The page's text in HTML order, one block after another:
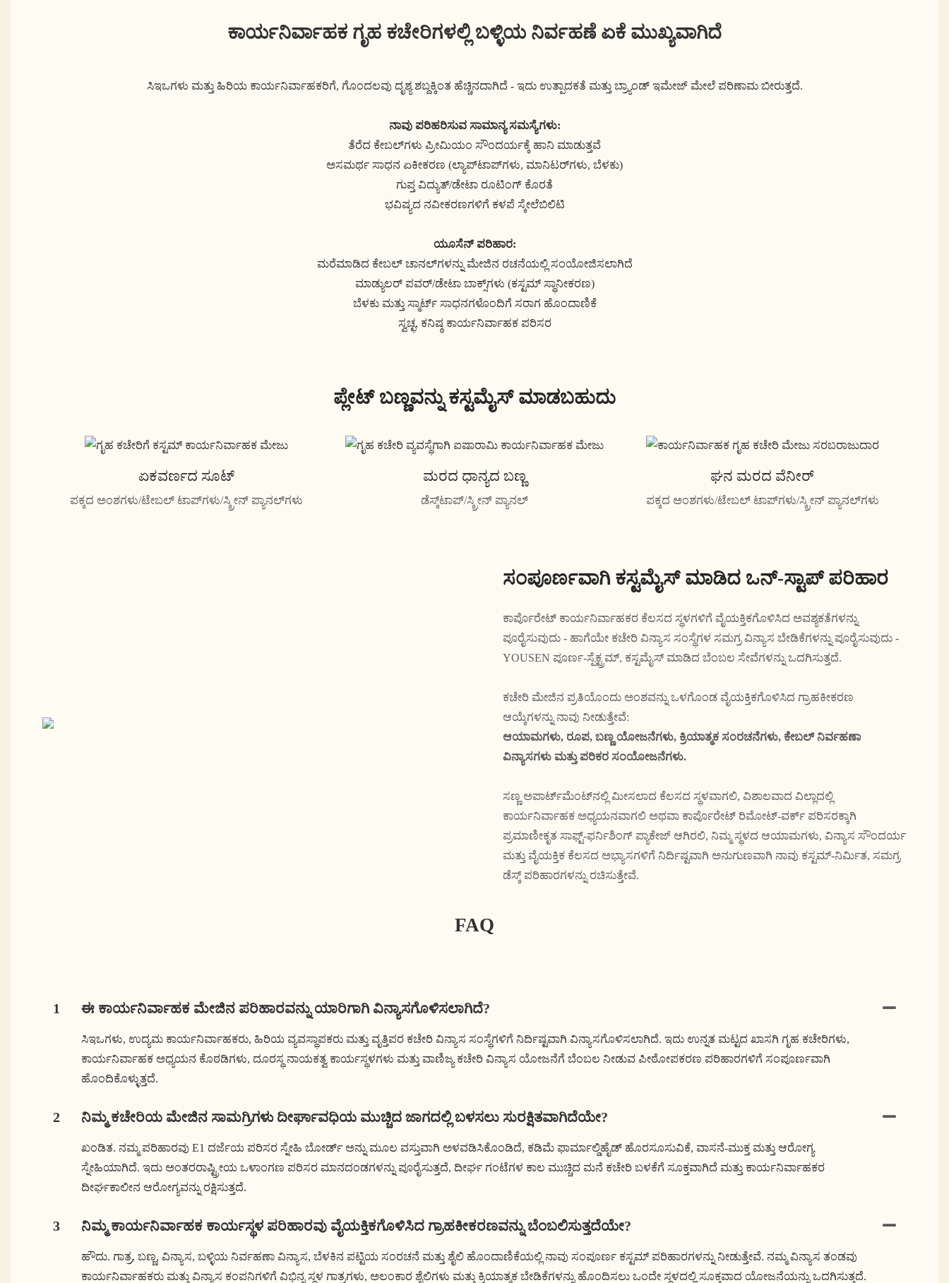
ಕಾರ್ಯನಿರ್ವಾಹಕ ಗೃಹ ಕಚೇರಿಗಳಲ್ಲಿ ಬಳ್ಳಿಯ ನಿರ್ವಹಣೆ ಏಕೆ ಮುಖ್ಯವಾಗಿದೆ
ಸಿಇಒಗಳು ಮತ್ತು ಹಿರಿಯ ಕಾರ್ಯನಿರ್ವಾಹಕರಿಗೆ, ಗೊಂದಲವು ದೃಶ್ಯ ಶಬ್ದಕ್ಕಿಂತ ಹೆಚ್ಚಿನದಾಗಿದೆ - ಇದು ಉತ್ಪಾದಕತೆ ಮತ್ತು ಬ್ರ್ಯಾಂಡ್ ಇಮೇಜ್ ಮೇಲೆ ಪರಿಣಾಮ ಬೀರುತ್ತದೆ.
ನಾವು ಪರಿಹರಿಸುವ ಸಾಮಾನ್ಯ ಸಮಸ್ಯೆಗಳು:
ತೆರೆದ ಕೇಬಲ್‌ಗಳು ಪ್ರೀಮಿಯಂ ಸೌಂದರ್ಯಕ್ಕೆ ಹಾನಿ ಮಾಡುತ್ತವೆ
ಅಸಮರ್ಥ ಸಾಧನ ಏಕೀಕರಣ (ಲ್ಯಾಪ್‌ಟಾಪ್‌ಗಳು, ಮಾನಿಟರ್‌ಗಳು, ಬೆಳಕು)
ಗುಪ್ತ ವಿದ್ಯುತ್/ಡೇಟಾ ರೂಟಿಂಗ್ ಕೊರತೆ
ಭವಿಷ್ಯದ ನವೀಕರಣಗಳಿಗೆ ಕಳಪೆ ಸ್ಕೇಲೆಬಿಲಿಟಿ
ಯೂಸೆನ್ ಪರಿಹಾರ:
ಮರೆಮಾಡಿದ ಕೇಬಲ್ ಚಾನಲ್‌ಗಳನ್ನು ಮೇಜಿನ ರಚನೆಯಲ್ಲಿ ಸಂಯೋಜಿಸಲಾಗಿದೆ
ಮಾಡ್ಯುಲರ್ ಪವರ್/ಡೇಟಾ ಬಾಕ್ಸ್‌ಗಳು (ಕಸ್ಟಮ್ ಸ್ಥಾನೀಕರಣ)
ಬೆಳಕು ಮತ್ತು ಸ್ಮಾರ್ಟ್ ಸಾಧನಗಳೊಂದಿಗೆ ಸರಾಗ ಹೊಂದಾಣಿಕೆ
ಸ್ವಚ್ಛ, ಕನಿಷ್ಠ ಕಾರ್ಯನಿರ್ವಾಹಕ ಪರಿಸರ
ಪ್ಲೇಟ್ ಬಣ್ಣವನ್ನು ಕಸ್ಟಮೈಸ್ ಮಾಡಬಹುದು
ಏಕವರ್ಣದ ಸೂಟ್
ಪಕ್ಕದ ಅಂಶಗಳು/ಟೇಬಲ್ ಟಾಪ್‌ಗಳು/ಸ್ಕ್ರೀನ್ ಪ್ಯಾನಲ್‌ಗಳು
ಮರದ ಧಾನ್ಯದ ಬಣ್ಣ
ಡೆಸ್ಕ್‌ಟಾಪ್/ಸ್ಕ್ರೀನ್ ಪ್ಯಾನಲ್
ಘನ ಮರದ ವೆನೀರ್
ಪಕ್ಕದ ಅಂಶಗಳು/ಟೇಬಲ್ ಟಾಪ್‌ಗಳು/ಸ್ಕ್ರೀನ್ ಪ್ಯಾನಲ್‌ಗಳು
ಸಂಪೂರ್ಣವಾಗಿ ಕಸ್ಟಮೈಸ್ ಮಾಡಿದ ಒನ್-ಸ್ಟಾಪ್ ಪರಿಹಾರ
ಕಾರ್ಪೊರೇಟ್ ಕಾರ್ಯನಿರ್ವಾಹಕರ ಕೆಲಸದ ಸ್ಥಳಗಳಿಗೆ ವೈಯಕ್ತಿಕಗೊಳಿಸಿದ ಅವಶ್ಯಕತೆಗಳನ್ನು
ಪೂರೈಸುವುದು - ಹಾಗೆಯೇ ಕಚೇರಿ ವಿನ್ಯಾಸ ಸಂಸ್ಥೆಗಳ ಸಮಗ್ರ ವಿನ್ಯಾಸ ಬೇಡಿಕೆಗಳನ್ನು ಪೂರೈಸುವುದು -
YOUSEN ಪೂರ್ಣ-ಸ್ಪೆಕ್ಟ್ರಮ್, ಕಸ್ಟಮೈಸ್ ಮಾಡಿದ ಬೆಂಬಲ ಸೇವೆಗಳನ್ನು ಒದಗಿಸುತ್ತದೆ.
ಕಚೇರಿ ಮೇಜಿನ ಪ್ರತಿಯೊಂದು ಅಂಶವನ್ನು ಒಳಗೊಂಡ ವೈಯಕ್ತಿಕಗೊಳಿಸಿದ ಗ್ರಾಹಕೀಕರಣ
ಆಯ್ಕೆಗಳನ್ನು ನಾವು ನೀಡುತ್ತೇವೆ:
ಆಯಾಮಗಳು, ರೂಪ, ಬಣ್ಣ ಯೋಜನೆಗಳು, ಕ್ರಿಯಾತ್ಮಕ ಸಂರಚನೆಗಳು, ಕೇಬಲ್ ನಿರ್ವಹಣಾ
ವಿನ್ಯಾಸಗಳು ಮತ್ತು ಪರಿಕರ ಸಂಯೋಜನೆಗಳು.
ಸಣ್ಣ ಅಪಾರ್ಟ್‌ಮೆಂಟ್‌ನಲ್ಲಿ ಮೀಸಲಾದ ಕೆಲಸದ ಸ್ಥಳವಾಗಲಿ, ವಿಶಾಲವಾದ ವಿಲ್ಲಾದಲ್ಲಿ
ಕಾರ್ಯನಿರ್ವಾಹಕ ಅಧ್ಯಯನವಾಗಲಿ ಅಥವಾ ಕಾರ್ಪೊರೇಟ್ ರಿಮೋಟ್-ವರ್ಕ್ ಪರಿಸರಕ್ಕಾಗಿ
ಪ್ರಮಾಣೀಕೃತ ಸಾಫ್ಟ್-ಫರ್ನಿಶಿಂಗ್ ಪ್ಯಾಕೇಜ್ ಆಗಿರಲಿ, ನಿಮ್ಮ ಸ್ಥಳದ ಆಯಾಮಗಳು, ವಿನ್ಯಾಸ ಸೌಂದರ್ಯ
ಮತ್ತು ವೈಯಕ್ತಿಕ ಕೆಲಸದ ಅಭ್ಯಾಸಗಳಿಗೆ ನಿರ್ದಿಷ್ಟವಾಗಿ ಅನುಗುಣವಾಗಿ ನಾವು ಕಸ್ಟಮ್-ನಿರ್ಮಿತ, ಸಮಗ್ರ
ಡೆಸ್ಕ್ ಪರಿಹಾರಗಳನ್ನು ರಚಿಸುತ್ತೇವೆ.
FAQ
1 ಈ ಕಾರ್ಯನಿರ್ವಾಹಕ ಮೇಜಿನ ಪರಿಹಾರವನ್ನು ಯಾರಿಗಾಗಿ ವಿನ್ಯಾಸಗೊಳಿಸಲಾಗಿದೆ?
ಸಿಇಒಗಳು, ಉದ್ಯಮ ಕಾರ್ಯನಿರ್ವಾಹಕರು, ಹಿರಿಯ ವ್ಯವಸ್ಥಾಪಕರು ಮತ್ತು ವೃತ್ತಿಪರ ಕಚೇರಿ ವಿನ್ಯಾಸ ಸಂಸ್ಥೆಗಳಿಗೆ ನಿರ್ದಿಷ್ಟವಾಗಿ ವಿನ್ಯಾಸಗೊಳಿಸಲಾಗಿದೆ. ಇದು ಉನ್ನತ ಮಟ್ಟದ ಖಾಸಗಿ ಗೃಹ ಕಚೇರಿಗಳು,
ಕಾರ್ಯನಿರ್ವಾಹಕ ಅಧ್ಯಯನ ಕೊಠಡಿಗಳು, ದೂರಸ್ಥ ನಾಯಕತ್ವ ಕಾರ್ಯಸ್ಥಳಗಳು ಮತ್ತು ವಾಣಿಜ್ಯ ಕಚೇರಿ ವಿನ್ಯಾಸ ಯೋಜನೆಗೆ ಬೆಂಬಲ ನೀಡುವ ಪೀಠೋಪಕರಣ ಪರಿಹಾರಗಳಿಗೆ ಸಂಪೂರ್ಣವಾಗಿ
ಹೊಂದಿಕೊಳ್ಳುತ್ತದೆ.
2 ನಿಮ್ಮ ಕಚೇರಿಯ ಮೇಜಿನ ಸಾಮಗ್ರಿಗಳು ದೀರ್ಘಾವಧಿಯ ಮುಚ್ಚಿದ ಜಾಗದಲ್ಲಿ ಬಳಸಲು ಸುರಕ್ಷಿತವಾಗಿದೆಯೇ?
ಖಂಡಿತ. ನಮ್ಮ ಪರಿಹಾರವು E1 ದರ್ಜೆಯ ಪರಿಸರ ಸ್ನೇಹಿ ಬೋರ್ಡ್ ಅನ್ನು ಮೂಲ ವಸ್ತುವಾಗಿ ಅಳವಡಿಸಿಕೊಂಡಿದೆ, ಕಡಿಮೆ ಫಾರ್ಮಾಲ್ಡಿಹೈಡ್ ಹೊರಸೂಸುವಿಕೆ, ವಾಸನೆ-ಮುಕ್ತ ಮತ್ತು ಆರೋಗ್ಯ
ಸ್ನೇಹಿಯಾಗಿದೆ. ಇದು ಅಂತರರಾಷ್ಟ್ರೀಯ ಒಳಾಂಗಣ ಪರಿಸರ ಮಾನದಂಡಗಳನ್ನು ಪೂರೈಸುತ್ತದೆ, ದೀರ್ಘ ಗಂಟೆಗಳ ಕಾಲ ಮುಚ್ಚಿದ ಮನೆ ಕಚೇರಿ ಬಳಕೆಗೆ ಸೂಕ್ತವಾಗಿದೆ ಮತ್ತು ಕಾರ್ಯನಿರ್ವಾಹಕರ
ದೀರ್ಘಕಾಲೀನ ಆರೋಗ್ಯವನ್ನು ರಕ್ಷಿಸುತ್ತದೆ.
3 ನಿಮ್ಮ ಕಾರ್ಯನಿರ್ವಾಹಕ ಕಾರ್ಯಸ್ಥಳ ಪರಿಹಾರವು ವೈಯಕ್ತಿಕಗೊಳಿಸಿದ ಗ್ರಾಹಕೀಕರಣವನ್ನು ಬೆಂಬಲಿಸುತ್ತದೆಯೇ?
ಹೌದು. ಗಾತ್ರ, ಬಣ್ಣ, ವಿನ್ಯಾಸ, ಬಳ್ಳಿಯ ನಿರ್ವಹಣಾ ವಿನ್ಯಾಸ, ಬೆಳಕಿನ ಪಟ್ಟಿಯ ಸಂರಚನೆ ಮತ್ತು ಶೈಲಿ ಹೊಂದಾಣಿಕೆಯಲ್ಲಿ ನಾವು ಸಂಪೂರ್ಣ ಕಸ್ಟಮ್ ಪರಿಹಾರಗಳನ್ನು ನೀಡುತ್ತೇವೆ. ನಮ್ಮ ವಿನ್ಯಾಸ ತಂಡವು
ಕಾರ್ಯನಿರ್ವಾಹಕರು ಮತ್ತು ವಿನ್ಯಾಸ ಕಂಪನಿಗಳಿಗೆ ವಿಭಿನ್ನ ಸ್ಥಳ ಗಾತ್ರಗಳು, ಅಲಂಕಾರ ಶೈಲಿಗಳು ಮತ್ತು ಕ್ರಿಯಾತ್ಮಕ ಬೇಡಿಕೆಗಳನ್ನು ಹೊಂದಿಸಲು ಒಂದೇ ಸ್ಥಳದಲ್ಲಿ ಸೂಕ್ತವಾದ ಯೋಜನೆಯನ್ನು ಒದಗಿಸುತ್ತದೆ.